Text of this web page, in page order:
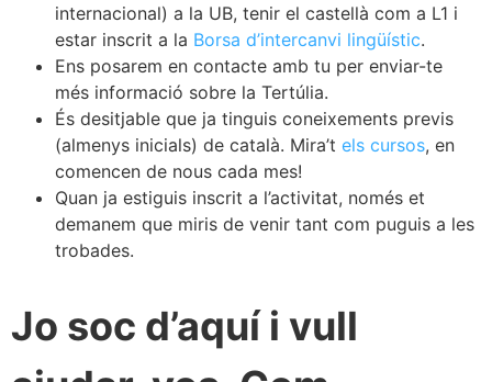
internacional) a la UB, tenir el castellà com a L1 i
estar inscrit a la Borsa d’intercanvi lingüístic.
Ens posarem en contacte amb tu per enviar-te
més informació sobre la Tertúlia.
És desitjable que ja tinguis coneixements previs
(almenys inicials) de català. Mira’t els cursos, en
comencen de nous cada mes!
Quan ja estiguis inscrit a l’activitat, només et
demanem que miris de venir tant com puguis a les
trobades.
Jo soc d’aquí i vull